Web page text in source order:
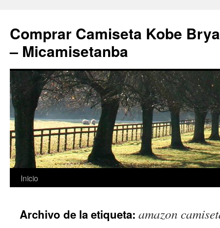
Comprar Camiseta Kobe
– Micamisetanba
Saltar
contenido
Inicio
Archivo de la etiqueta: amazon